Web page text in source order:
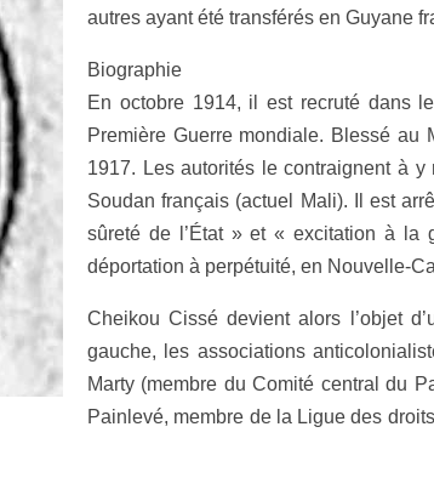
autres ayant été transférés en Guyane
Biographie
En octobre 1914, il est recruté dans
Première Guerre mondiale. Blessé
1917. Les autorités le contraignent à
Soudan français (actuel Mali). Il est
sûreté de l’État » et « excitation à
déportation à perpétuité, en Nouvelle-
Cheikou Cissé devient alors l’objet
gauche, les associations
Marty (membre du Comité central du
Painlevé, membre de la Ligue des